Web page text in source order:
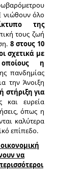
νιώθουν όλο
της
τους ζωή
8 στους 10
σχετικά με
η
πανδημίας
την Άνοιξη
στήριξη για
και ευρεία
όπως η
καλύτερα
επίπεδο.
να